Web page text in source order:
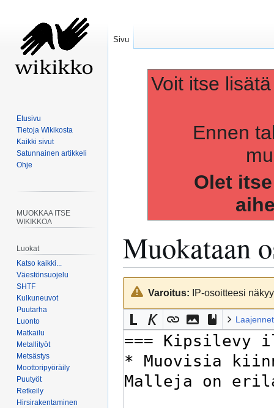
Voit itse
Ennen
Olet
Muokataan
Siirry
navigaatioon
Siirry
hakuunVaroitus: IP-osoitteesi
Sivu
Etusivu
Tietoja Wikikosta
Kaikki sivut
Satunnainen artikkeli
Ohje
MUOKKAA ITSE
WIKIKKOA
Luokat
Katso kaikki...
Väestönsuojelu
SHTF
Kulkuneuvot
Puutarha
Luonto
Matkailu
Metallityöt
Metsästys
Moottoripyöräily
Puutyöt
Retkeily
Hirsirakentaminen